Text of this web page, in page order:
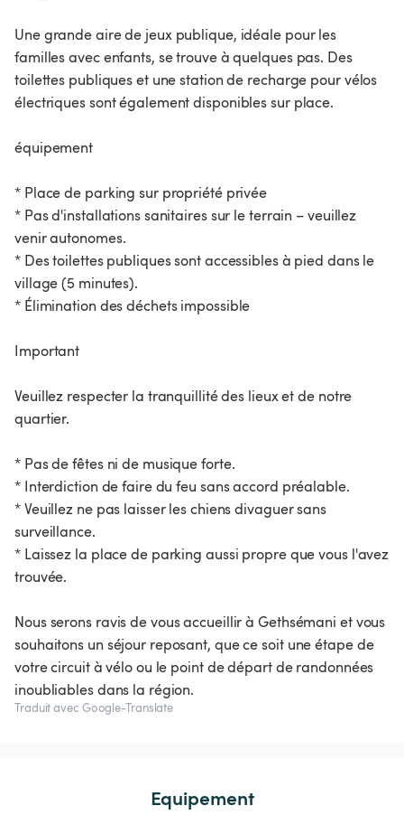
Une grande aire de jeux publique, idéale pour les
familles avec enfants, se trouve à quelques pas. Des
toilettes publiques et une station de recharge pour vélos
électriques sont également disponibles sur place.
équipement
* Place de parking sur propriété privée
* Pas d'installations sanitaires sur le terrain – veuillez
venir autonomes.
* Des toilettes publiques sont accessibles à pied dans le
village (5 minutes).
* Élimination des déchets impossible
Important
Veuillez respecter la tranquillité des lieux et de notre
quartier.
* Pas de fêtes ni de musique forte.
* Interdiction de faire du feu sans accord préalable.
* Veuillez ne pas laisser les chiens divaguer sans
surveillance.
* Laissez la place de parking aussi propre que vous l'avez
trouvée.
Nous serons ravis de vous accueillir à Gethsémani et vous
souhaitons un séjour reposant, que ce soit une étape de
votre circuit à vélo ou le point de départ de randonnées
inoubliables dans la région.
Traduit avec Google-Translate
Equipement